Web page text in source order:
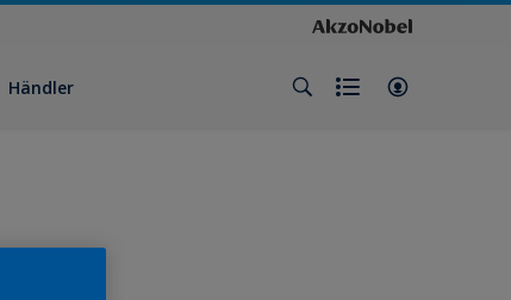
Händler